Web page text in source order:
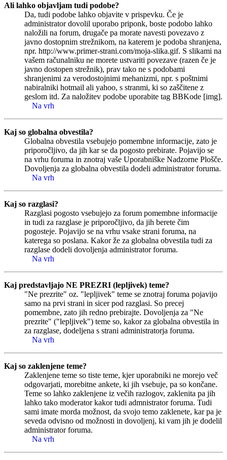
Ali lahko objavljam tudi podobe?
Da, tudi podobe lahko objavite v prispevku. Če je
administrator dovolil uporabo priponk, boste podobo lahko
naložili na forum, drugače pa morate navesti povezavo z
javno dostopnim strežnikom, na katerem je podoba shranjena,
npr. http://www.primer-strani.com/moja-slika.gif. S slikami na
vašem računalniku ne morete ustvariti povezave (razen če je
javno dostopen strežnik), prav tako ne s podobami
shranjenimi za verodostojnimi mehanizmi, npr. s poštnimi
nabiralniki hotmail ali yahoo, s stranmi, ki so zaščitene z
geslom itd. Za naložitev podobe uporabite tag BBKode [img].
Na vrh
Kaj so globalna obvestila?
Globalna obvestila vsebujejo pomembne informacije, zato je
priporočljivo, da jih kar se da pogosto prebirate. Pojavijo se
na vrhu foruma in znotraj vaše Uporabniške Nadzorne Plošče.
Dovoljenja za globalna obvestila dodeli administrator foruma.
Na vrh
Kaj so razglasi?
Razglasi pogosto vsebujejo za forum pomembne informacije
in tudi za razglase je priporočljivo, da jih berete čim
pogosteje. Pojavijo se na vrhu vsake strani foruma, na
katerega so poslana. Kakor že za globalna obvestila tudi za
razglase dodeli dovoljenja administrator foruma.
Na vrh
Kaj predstavljajo NE PREZRI (lepljivek) teme?
"Ne prezrite" oz. "lepljivek" teme se znotraj foruma pojavijo
samo na prvi strani in sicer pod razglasi. So precej
pomembne, zato jih redno prebirajte. Dovoljenja za "Ne
prezrite" ("lepljivek") teme so, kakor za globalna obvestila in
za razglase, dodeljena s strani administratorja foruma.
Na vrh
Kaj so zaklenjene teme?
Zaklenjene teme so tiste teme, kjer uporabniki ne morejo več
odgovarjati, morebitne ankete, ki jih vsebuje, pa so končane.
Teme so lahko zaklenjene iz večih razlogov, zaklenita pa jih
lahko tako moderator kakor tudi admnistrator foruma. Tudi
sami imate morda možnost, da svojo temo zaklenete, kar pa je
seveda odvisno od možnosti in dovoljenj, ki vam jih je dodelil
administrator foruma.
Na vrh